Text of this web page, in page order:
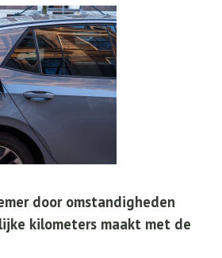
door omstandigheden
kilometers maakt met de